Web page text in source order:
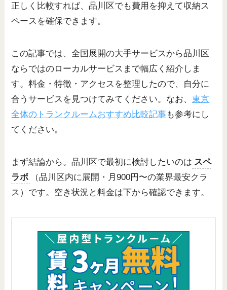
正しく比較すれば、品川区でも費用を抑えて収納ス
ペースを確保できます。
この記事では、全国展開の大手サービスから品川区
ならではのローカルサービスまで幅広く紹介しま
す。料金・特徴・アクセスを整理したので、自分に
合うサービスを見つけてみてください。なお、東京
全体のトランクルームおすすめ比較記事も参考にし
てください。
まず結論から。品川区で最初に検討したいのは スペ
ラボ
（品川区内に展開・月900円〜の業界最安クラ
ス）です。空き状況と料金は下から確認できます。